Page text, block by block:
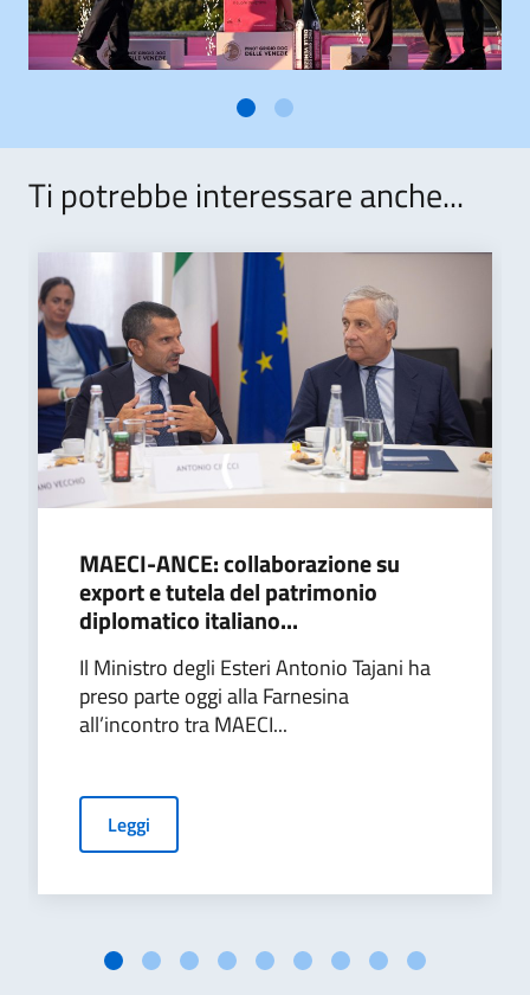
Ti potrebbe interessare anche...
MAECI-ANCE: collaborazione su
export e tutela del patrimonio
diplomatico italiano...
Il Ministro degli Esteri Antonio Tajani ha
preso parte oggi alla Farnesina
all’incontro tra MAECI...
Leggi